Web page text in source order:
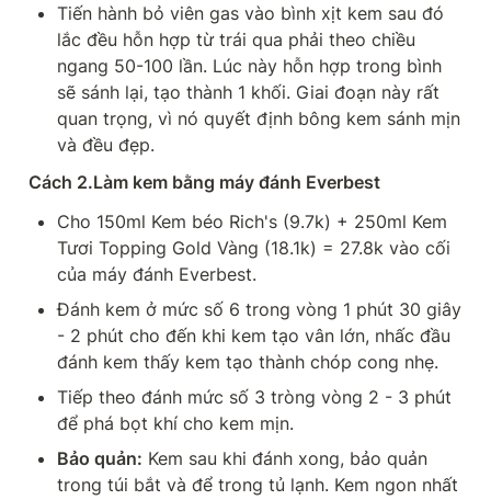
Tiến hành bỏ viên gas vào bình xịt kem sau đó
lắc đều hỗn hợp từ trái qua phải theo chiều
ngang 50-100 lần. Lúc này hỗn hợp trong bình
sẽ sánh lại, tạo thành 1 khối. Giai đoạn này rất
quan trọng, vì nó quyết định bông kem sánh mịn
và đều đẹp.
Cách 2.Làm kem bằng máy đánh Everbest
Cho 150ml Kem béo Rich's (9.7k) + 250ml Kem
Tươi Topping Gold Vàng (18.1k) = 27.8k vào cối
của máy đánh Everbest.
Đánh kem ở mức số 6 trong vòng 1 phút 30 giây
- 2 phút cho đến khi kem tạo vân lớn, nhấc đầu
đánh kem thấy kem tạo thành chóp cong nhẹ.
Tiếp theo đánh mức số 3 tròng vòng 2 - 3 phút
để phá bọt khí cho kem mịn.
Bảo quản: Kem sau khi đánh xong, bảo quản
trong túi bắt và để trong tủ lạnh. Kem ngon nhất